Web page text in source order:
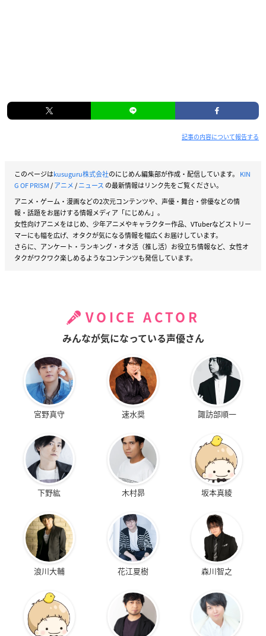
記事の内容について報告する
このページはkusuguru株式会社のにじめん編集部が作成・配信しています。 KIN
G OF PRISM/アニメ/ニュース の最新情報はリンク先をご覧ください。
アニメ・ゲーム・漫画などの2次元コンテンツや、声優・舞台・俳優などの情
報・話題をお届けする情報メディア「にじめん」。
女性向けアニメをはじめ、少年アニメやキャラクター作品、VTuberなどストリー
マーにも幅を広げ、オタクが気になる情報を幅広くお届けしています。
さらに、アンケート・ランキング・オタ活（推し活）お役立ち情報など、女性オ
タクがワクワク楽しめるようなコンテンツも発信しています。
VOICE ACTOR
みんなが気になっている声優さん
宮野真守 速水奨 諏訪部順一
下野紘 木村昴 坂本真綾
浪川大輔 花江夏樹 森川智之